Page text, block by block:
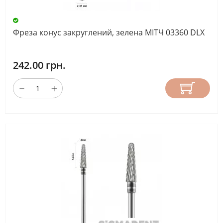
Фреза конус закруглений, зелена МІТЧ 03360 DLX
242.00 грн.